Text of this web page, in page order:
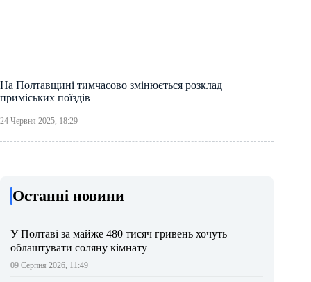
На Полтавщині тимчасово змінюється розклад
приміських поїздів
24 Червня 2025, 18:29
Останні новини
У Полтаві за майже 480 тисяч гривень хочуть
облаштувати соляну кімнату
09 Серпня 2026, 11:49